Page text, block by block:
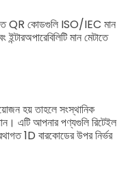
QR কোডগুলি ISO/IEC মান
মান মেটাতে
হয় তাহলে সংস্থানিক
এটি আপনার পণ্যগুলি রিটেইল
1D বারকোডের উপর নির্ভর